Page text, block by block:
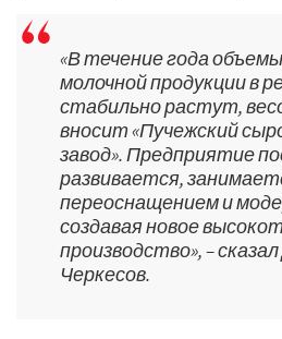
«В течение года
молочной продукции в
стабильно растут,
вносит «Пучежский
завод». Предприятие
развивается,
переоснащением и
создавая новое
производство», –
Черкесов.